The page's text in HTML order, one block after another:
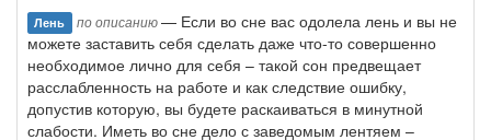
Лень по описанию— Если во сне вас одолела лень и вы не
можете заставить себя сделать даже что-то совершенно
необходимое лично для себя – такой сон предвещает
расслабленность на работе и как следствие ошибку,
допустив которую, вы будете раскаиваться в минутной
слабости. Иметь во сне дело с заведомым лентяем –